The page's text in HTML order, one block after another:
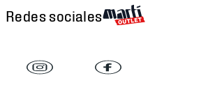
Redes sociales